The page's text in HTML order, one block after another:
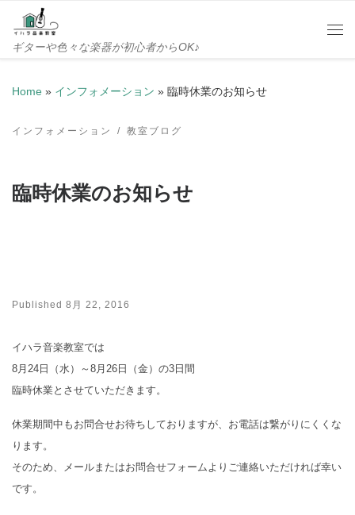
Skip to content
ギターや色々な楽器が初心者からOK♪
Home » インフォメーション » 臨時休業のお知らせ
インフォメーション 教室ブログ
臨時休業のお知らせ
Published 8月 22, 2016
イハラ音楽教室では
8月24日（水）～8月26日（金）の3日間
臨時休業とさせていただきます。
休業期間中もお問合せお待ちしておりますが、お電話は繋がりにくくな
ります。
そのため、メールまたはお問合せフォームよりご連絡いただければ幸い
です。